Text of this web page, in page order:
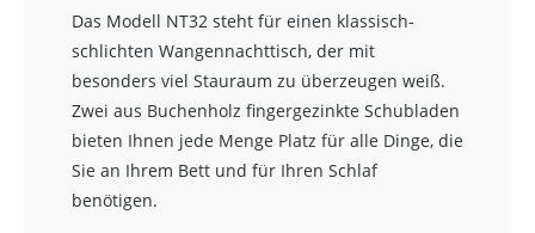
Das Modell NT32 steht für einen klassisch-
schlichten Wangennachttisch, der mit
besonders viel Stauraum zu überzeugen weiß.
Zwei aus Buchenholz fingergezinkte Schubladen
bieten Ihnen jede Menge Platz für alle Dinge, die
Sie an Ihrem Bett und für Ihren Schlaf
benötigen.